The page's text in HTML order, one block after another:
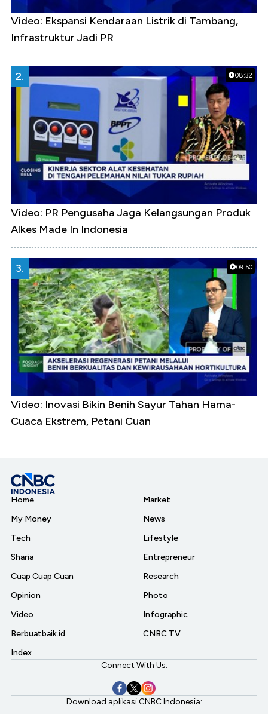
Video: Ekspansi Kendaraan Listrik di Tambang,
Infrastruktur Jadi PR
08:32
2.
Video: PR Pengusaha Jaga Kelangsungan Produk
Alkes Made In Indonesia
09:50
3.
Video: Inovasi Bikin Benih Sayur Tahan Hama-
Cuaca Ekstrem, Petani Cuan
Home
My Money
Tech
Sharia
Cuap Cuap Cuan
Opinion
Video
Berbuatbaik.id
Index
Market
News
Lifestyle
Entrepreneur
Research
Photo
Infographic
CNBC TV
Connect With Us:
Download aplikasi CNBC Indonesia: